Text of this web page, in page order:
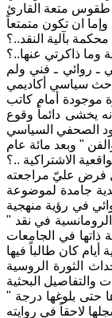
محكمة بآلية النقد..؟
وما ذاكرتي عنها..؟
ـ روائي ـ فني ولم
موجودة أمام كاتب
يخشى دائماً وقوع
" وبعد مائة عام
الاشتراكية ..؟
جامدة لموضوعة
في رؤية منهجية
في نقد "
ذاتها في الجامعات
الثورة الروسية
حتى بلوغها درجة "